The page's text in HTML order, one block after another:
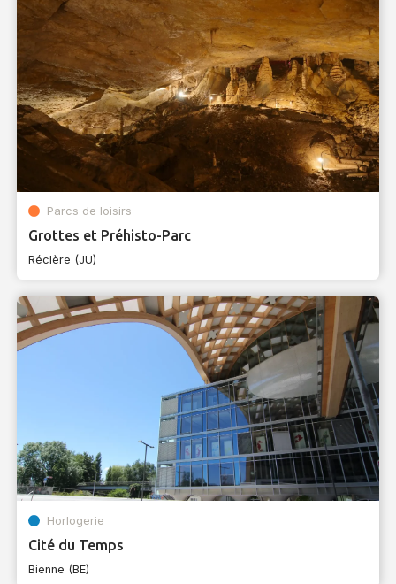
Parcs de loisirs
Grottes et Préhisto-Parc
Réclère (JU)
Horlogerie
Cité du Temps
Bienne (BE)